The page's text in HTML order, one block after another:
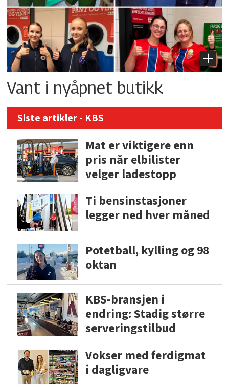
Vant i nyåpnet butikk
Siste artikler - KBS
Mat er viktigere enn
pris når elbilister
velger ladestopp
Ti bensinstasjoner
legger ned hver måned
Potetball, kylling og 98
oktan
KBS-bransjen i
endring: Stadig større
serveringstilbud
Vokser med ferdigmat
i dagligvare